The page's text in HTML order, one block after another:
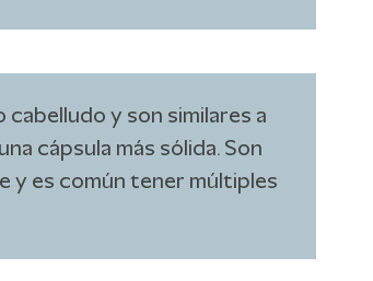
y son similares a
cápsula más sólida. Son
y es común tener múltiples